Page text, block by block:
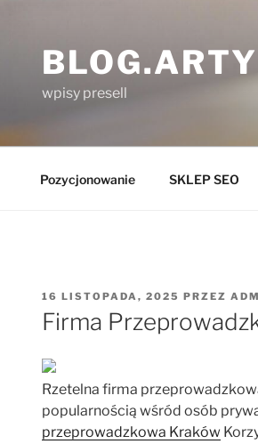
wpisy presell
Pozycjonowanie SKLEP SEO
OPUBLIKOWANE
W
16 LISTOPADA, 2025 PRZEZ
Firma
Rzetelna firma
popularnością wśród osób
przeprowadzkowa Kraków